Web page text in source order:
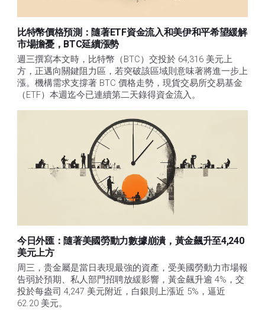
比特幣價格預測：隨著ETF資金流入和美伊和平希望緩解
市場擔憂，BTC延續漲勢
週三撰寫本文時，比特幣（BTC）交投於 64,316 美元上
方，正邁向關鍵阻力區，若突破該區域則意味著將進一步上
漲。機構需求支撐著 BTC 價格走勢，現貨交易所交易基金
（ETF）本週迄今已連續第二天錄得資金流入。
今日外匯：隨著美國勞動力數據崩潰，黃金飆升至4,240
美元上方
周三，贵金屬是當日表現最強的資產，受美國勞動力市場報
告弱於預期、私人部門招聘放緩影響，黃金飆升逾 4%，交
投於每盎司 4,247 美元附近，白銀則上漲近 5%，逼近
62.20 美元。